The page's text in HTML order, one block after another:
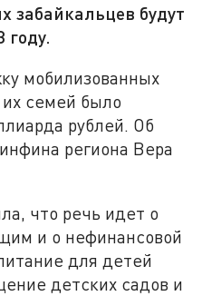
забайкальцев будут
году.
мобилизованных
семей было
рублей. Об
региона Вера
что речь идет о
и о нефинансовой
для детей
детских садов и